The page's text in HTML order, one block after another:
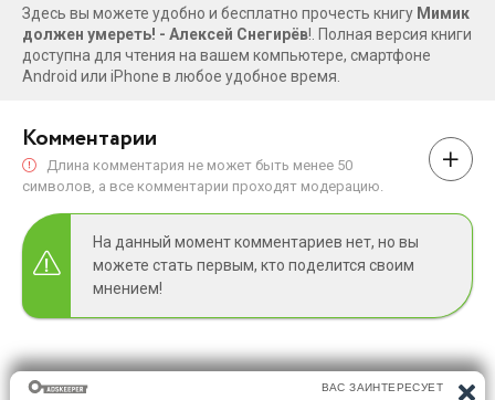
Здесь вы можете удобно и бесплатно прочесть книгу Мимик
должен умереть! - Алексей Снегирёв!. Полная версия книги
доступна для чтения на вашем компьютере, смартфоне
Android или iPhone в любое удобное время.
Комментарии
Длина комментария не может быть менее 50
символов, а все комментарии проходят модерацию.
На данный момент комментариев нет, но вы
можете стать первым, кто поделится своим
мнением!